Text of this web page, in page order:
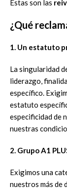
Estas son las
¿Qué
1. Un estatuto
La singularidad
liderazgo,
específico.
estatuto
especificidad de
nuestras
2. Grupo A1
Exigimos una
nuestros más de